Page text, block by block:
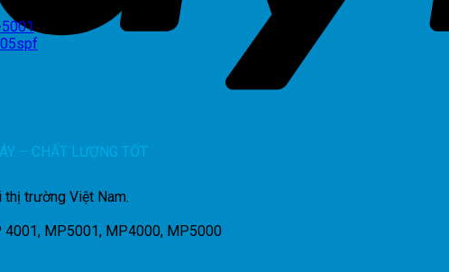
– CHẤT LƯỢNG TỐT
trường Việt Nam.
MP5001, MP4000, MP5000